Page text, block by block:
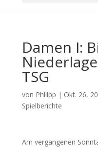
Damen I:
TSG
von Philipp | Okt. 26,
Spielberichte
Am vergangenen